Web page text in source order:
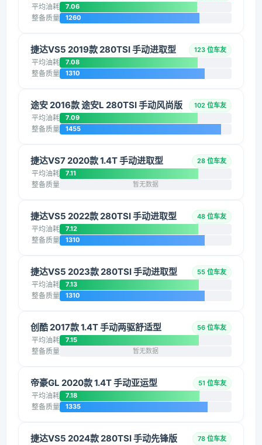
平均油耗 7.06
整备质量 1260
捷达VS5 2019款 280TSI 手动进取型 123 位车友
平均油耗 7.08
整备质量 1310
途安 2016款 途安L 280TSI 手动风尚版 102 位车友
平均油耗 7.09
整备质量 1455
捷达VS7 2020款 1.4T 手动进取型 28 位车友
平均油耗 7.11
整备质量 暂无数据
捷达VS5 2022款 280TSI 手动进取型 48 位车友
平均油耗 7.12
整备质量 1310
捷达VS5 2023款 280TSI 手动进取型 55 位车友
平均油耗 7.13
整备质量 1310
创酷 2017款 1.4T 手动两驱舒适型 56 位车友
平均油耗 7.15
整备质量 暂无数据
帝豪GL 2020款 1.4T 手动亚运型 51 位车友
平均油耗 7.18
整备质量 1335
捷达VS5 2024款 280TSI 手动先锋版 78 位车友